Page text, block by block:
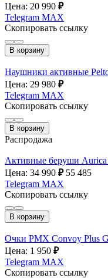
Цена: 20 990 ₽
Telegram MAX
Скопировать ссылку
В корзину
Наушники активные
Цена: 29 980 ₽
Telegram MAX
Скопировать ссылку
В корзину
Распродажа
Активные беруши
Цена: 34 990 ₽ 55 485
Telegram MAX
Скопировать ссылку
В корзину
Очки PMX Convoy Plus
Цена: 1 950 ₽
Telegram MAX
Скопировать ссылку